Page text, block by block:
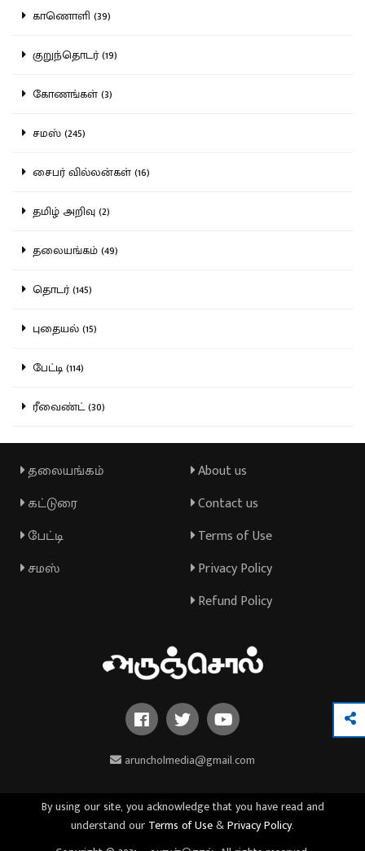
காணொளி (39)
குறுந்தொடர் (19)
கோணங்கள் (3)
சமஸ் (245)
சைபர் வில்லன்கள் (16)
தமிழ் அறிவு (2)
தலையங்கம் (49)
தொடர் (145)
புதையல் (15)
பேட்டி (114)
ரீவைண்ட் (30)
தலையங்கம்
கட்டுரை
பேட்டி
சமஸ்
About us
Contact us
Terms of Use
Privacy Policy
Refund Policy
aruncholmedia@gmail.com
By using our site, you acknowledge that you have read and
understand our Terms of Use&Privacy Policy.